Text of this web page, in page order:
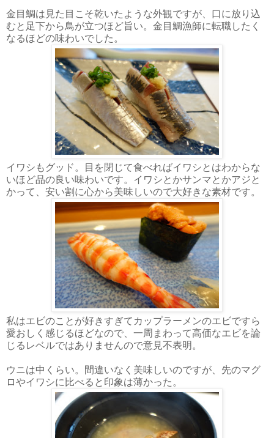
金目鯛は見た目こそ乾いたような外観ですが、口に放り込
むと足下から鳥が立つほど旨い。金目鯛漁師に転職したく
なるほどの味わいでした。
イワシもグッド。目を閉じて食べればイワシとはわからな
いほど品の良い味わいです。イワシとかサンマとかアジと
かって、安い割に心から美味しいので大好きな素材です。
私はエビのことが好きすぎてカップラーメンのエビですら
愛おしく感じるほどなので、一周まわって高価なエビを論
じるレベルではありませんので意見不表明。
ウニは中くらい。間違いなく美味しいのですが、先のマグ
ロやイワシに比べると印象は薄かった。